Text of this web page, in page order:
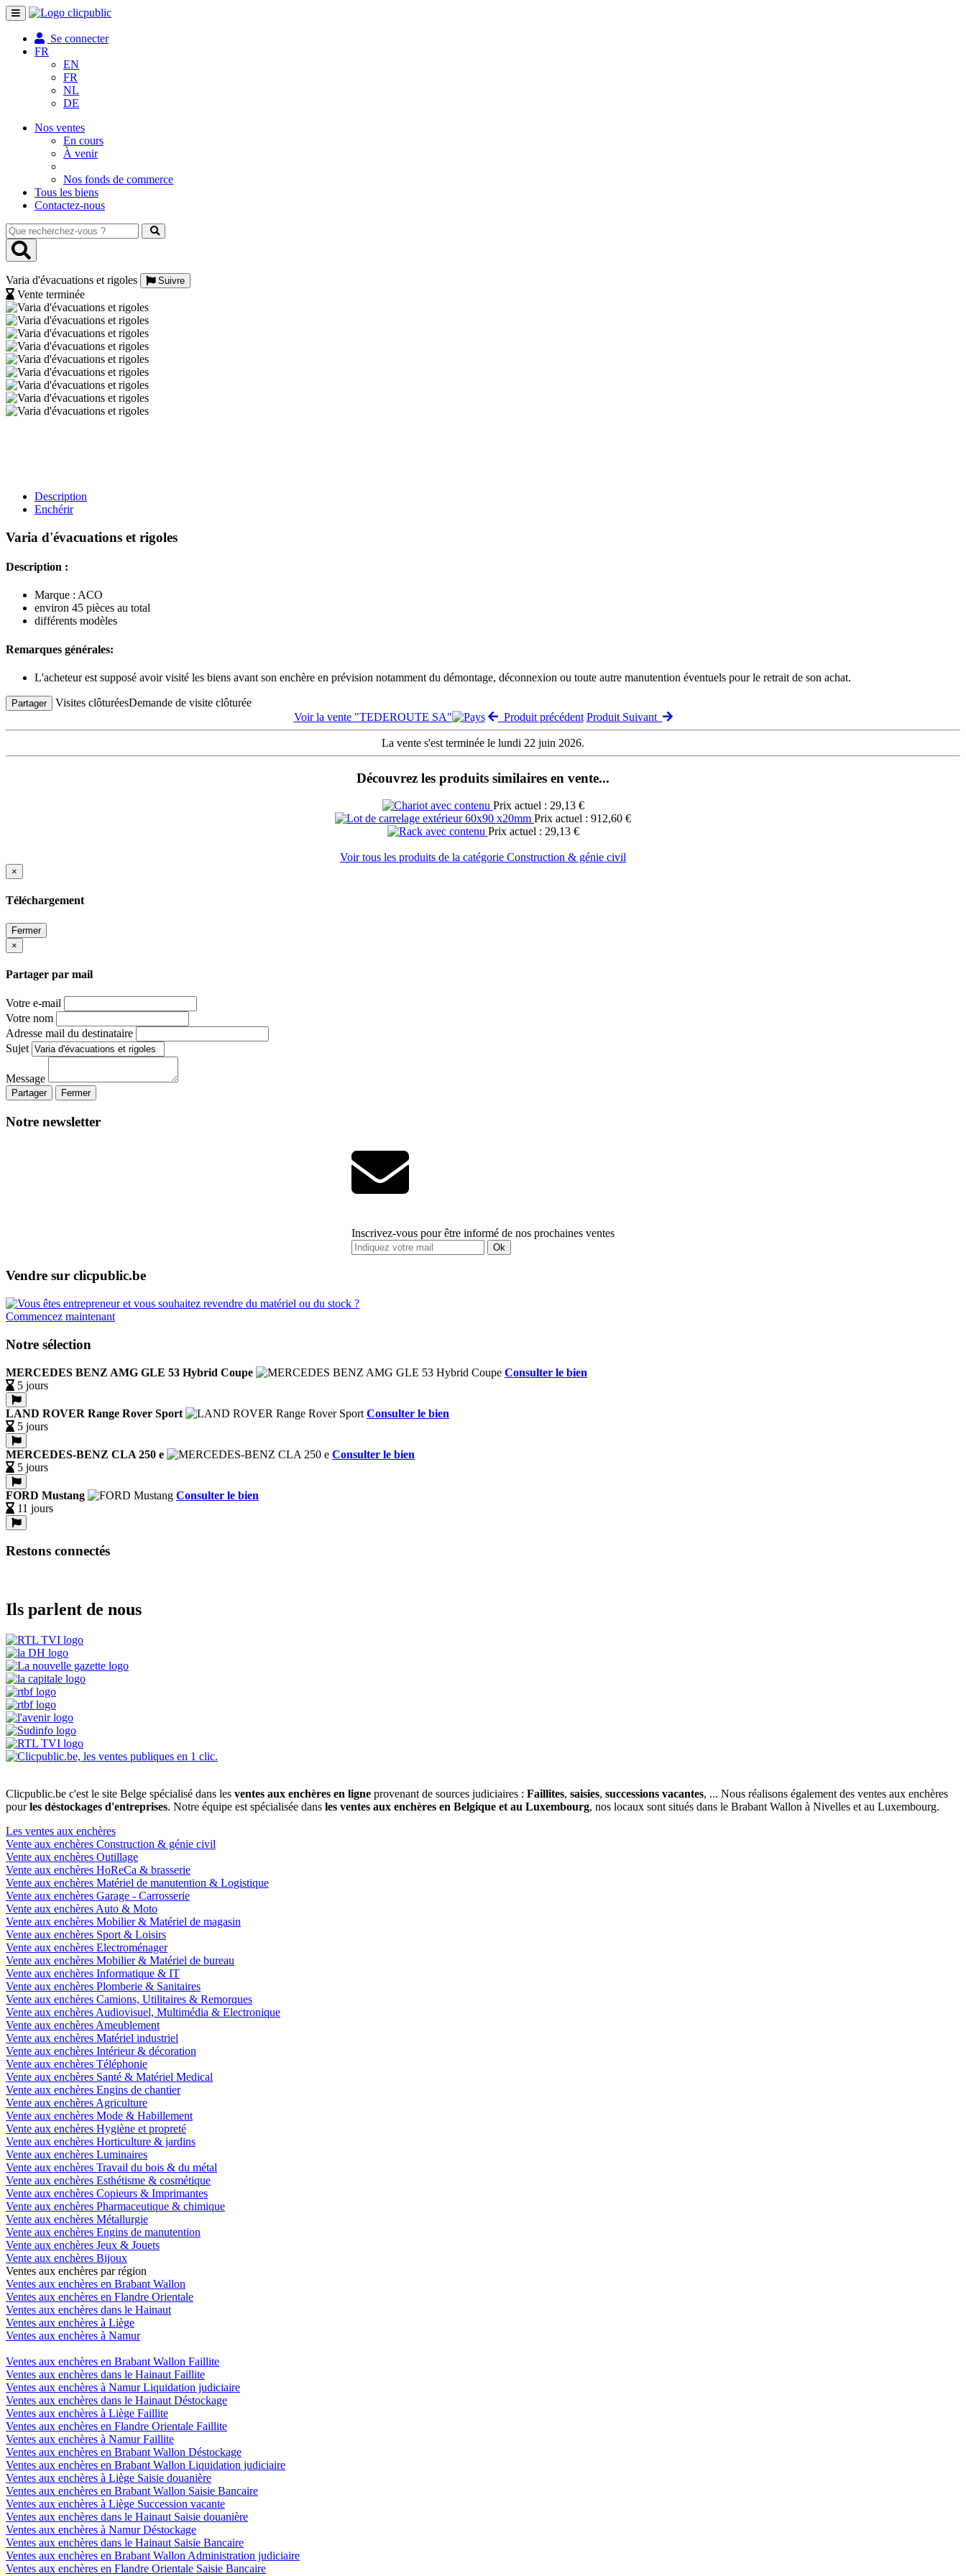
Toggle
navigation
Se connecter
FR
EN
FR
NL
DE
Nos ventes
En cours
À venir
Nos fonds de commerce
Tous les biens
Contactez-nous
Que
recherchez-
vous
Varia d'évacuations et rigoles
Suivre
Vente terminée
Description
Enchérir
Varia d'évacuations et rigoles
Description :
Marque : ACO
environ 45 pièces au total
différents modèles
Remarques générales:
L'acheteur est supposé avoir visité les biens avant son enchère en prévision notamment du démontage, déconnexion ou toute autre manutention éventuels pour le retrait de son achat.
Partager Visites clôturéesDemande de visite clôturée
Voir la vente "TEDEROUTE SA"
Produit précédent Produit Suivant
La vente s'est terminée le lundi 22 juin 2026.
Découvrez les produits similaires en vente...
Prix actuel : 29,13 €
Prix actuel : 912,60 €
Prix actuel : 29,13 €
Voir tous les produits de la catégorie Construction & génie civil
×
Téléchargement
Fermer
×
Partager par mail
Votre e-mail
Votre nom
Adresse mail du destinataire
Sujet
Message
Partager Fermer
Notre newsletter
Inscrivez-vous pour être informé de nos prochaines ventes
Ok
Vendre sur clicpublic.be
Commencez maintenant
Notre sélection
MERCEDES BENZ AMG GLE 53 Hybrid Coupe
Consulter le bien
5 jours
LAND ROVER Range Rover Sport
Consulter le bien
5 jours
MERCEDES-BENZ CLA 250 e
Consulter le bien
5 jours
FORD Mustang
Consulter le bien
11 jours
Restons connectés
Ils parlent de nous
Clicpublic.be c'est le site Belge spécialisé dans les ventes aux enchères en ligne provenant de sources judiciaires : Faillites, saisies, successions vacantes, ... Nous réalisons également des ventes aux enchères
pourles déstockages d'entreprises. Notre équipe est spécialisée dans les ventes aux enchères en Belgique et au Luxembourg, nos locaux sont situés dans le Brabant Wallon à Nivelles et au Luxembourg.
Les ventes aux enchères
Vente aux enchères Construction & génie civil
Vente aux enchères Outillage
Vente aux enchères HoReCa & brasserie
Vente aux enchères Matériel de manutention & Logistique
Vente aux enchères Garage - Carrosserie
Vente aux enchères Auto & Moto
Vente aux enchères Mobilier & Matériel de magasin
Vente aux enchères Sport & Loisirs
Vente aux enchères Electroménager
Vente aux enchères Mobilier & Matériel de bureau
Vente aux enchères Informatique & IT
Vente aux enchères Plomberie & Sanitaires
Vente aux enchères Camions, Utilitaires & Remorques
Vente aux enchères Audiovisuel, Multimédia & Electronique
Vente aux enchères Ameublement
Vente aux enchères Matériel industriel
Vente aux enchères Intérieur & décoration
Vente aux enchères Téléphonie
Vente aux enchères Santé & Matériel Medical
Vente aux enchères Engins de chantier
Vente aux enchères Agriculture
Vente aux enchères Mode & Habillement
Vente aux enchères Hygiène et propreté
Vente aux enchères Horticulture & jardins
Vente aux enchères Luminaires
Vente aux enchères Travail du bois & du métal
Vente aux enchères Esthétisme & cosmétique
Vente aux enchères Copieurs & Imprimantes
Vente aux enchères Pharmaceutique & chimique
Vente aux enchères Métallurgie
Vente aux enchères Engins de manutention
Vente aux enchères Jeux & Jouets
Vente aux enchères Bijoux
Ventes aux enchères par région
Ventes aux enchères en Brabant Wallon
Ventes aux enchères en Flandre Orientale
Ventes aux enchères dans le Hainaut
Ventes aux enchères à Liège
Ventes aux enchères à Namur
Ventes aux enchères en Brabant Wallon Faillite
Ventes aux enchères dans le Hainaut Faillite
Ventes aux enchères à Namur Liquidation judiciaire
Ventes aux enchères dans le Hainaut Déstockage
Ventes aux enchères à Liège Faillite
Ventes aux enchères en Flandre Orientale Faillite
Ventes aux enchères à Namur Faillite
Ventes aux enchères en Brabant Wallon Déstockage
Ventes aux enchères en Brabant Wallon Liquidation judiciaire
Ventes aux enchères à Liège Saisie douanière
Ventes aux enchères en Brabant Wallon Saisie Bancaire
Ventes aux enchères à Liège Succession vacante
Ventes aux enchères dans le Hainaut Saisie douanière
Ventes aux enchères à Namur Déstockage
Ventes aux enchères dans le Hainaut Saisie Bancaire
Ventes aux enchères en Brabant Wallon Administration judiciaire
Ventes aux enchères en Flandre Orientale Saisie Bancaire